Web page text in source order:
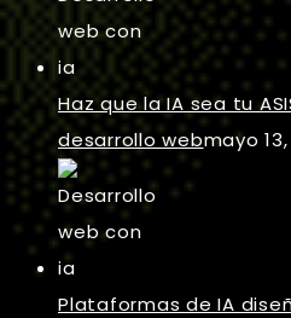
Haz que la IA sea tu
desarrollo webmayo
Plataformas de IA